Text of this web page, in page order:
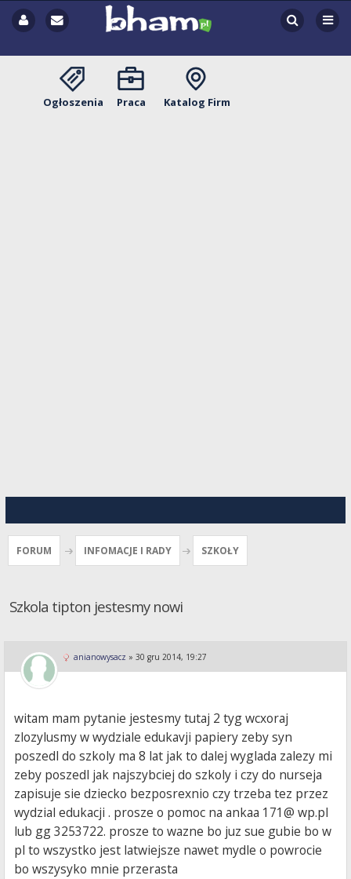
Ogłoszenia Praca Katalog Firm
FORUM INFOMACJE I RADY SZKOŁY
Szkola tipton jestesmy nowi
anianowysacz » 30 gru 2014, 19:27
witam mam pytanie jestesmy tutaj 2 tyg wcxoraj
zlozylusmy w wydziale edukavji papiery zeby syn
poszedl do szkoly ma 8 lat jak to dalej wyglada zalezy mi
zeby poszedl jak najszybciej do szkoly i czy do nurseja
zapisuje sie dziecko bezposrexnio czy trzeba tez przez
wydzial edukacji . prosze o pomoc na ankaa 171@ wp.pl
lub gg 3253722. prosze to wazne bo juz sue gubie bo w
pl to wszystko jest latwiejsze nawet mydle o powrocie
bo wszysyko mnie przerasta